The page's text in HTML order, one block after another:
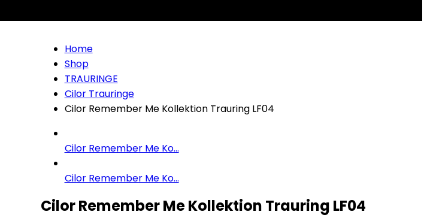
Home
Shop
TRAURINGE
Cilor Trauringe
Cilor Remember Me Kollektion Trauring LF04
Cilor Remember Me Ko...
Cilor Remember Me Ko...
Cilor Remember Me Kollektion Trauring LF04